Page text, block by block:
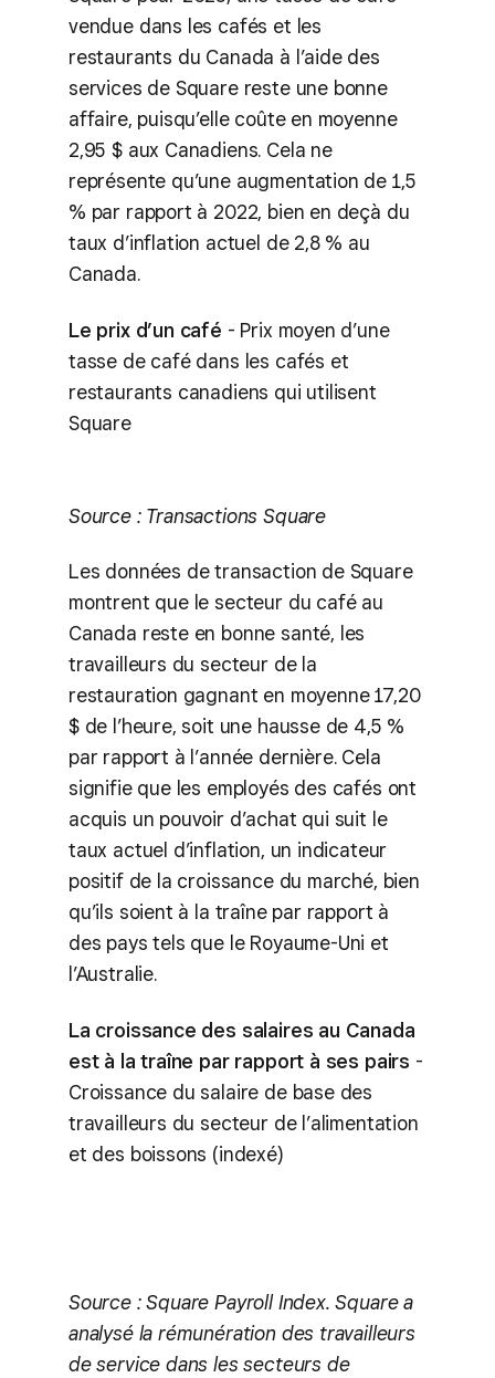
vendue dans les cafés et les
restaurants du Canada à l’aide des
services de Square reste une bonne
affaire, puisqu’elle coûte en moyenne
2,95 $ aux Canadiens. Cela ne
représente qu’une augmentation de 1,5
% par rapport à 2022, bien en deçà du
taux d’inflation actuel de 2,8 % au
Canada.
Le prix d’un café - Prix moyen d’une
tasse de café dans les cafés et
restaurants canadiens qui utilisent
Square
Source : Transactions Square
Les données de transaction de Square
montrent que le secteur du café au
Canada reste en bonne santé, les
travailleurs du secteur de la
restauration gagnant en moyenne 17,20
$ de l’heure, soit une hausse de 4,5 %
par rapport à l’année dernière. Cela
signifie que les employés des cafés ont
acquis un pouvoir d’achat qui suit le
taux actuel d’inflation, un indicateur
positif de la croissance du marché, bien
qu’ils soient à la traîne par rapport à
des pays tels que le Royaume-Uni et
l’Australie.
La croissance des salaires au Canada
est à la traîne par rapport à ses pairs -
Croissance du salaire de base des
travailleurs du secteur de l’alimentation
et des boissons (indexé)
Source : Square Payroll Index. Square a
analysé la rémunération des travailleurs
de service dans les secteurs de